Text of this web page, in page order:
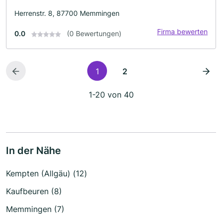
Herrenstr. 8, 87700 Memmingen
0.0 (0 Bewertungen) Firma bewerten
1 2
1-20 von 40
In der Nähe
Kempten (Allgäu) (12)
Kaufbeuren (8)
Memmingen (7)